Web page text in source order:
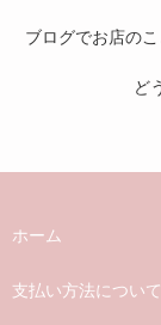
ブログでお店の
ど
ホーム
支払い方法について